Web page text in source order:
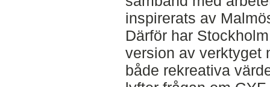
inspirerats av
Därför har
version av verktyget
både rekreativa